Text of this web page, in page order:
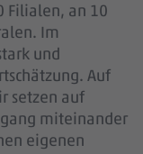
Filialen, an 10
Im
und
Auf
setzen auf
miteinander
eigenen